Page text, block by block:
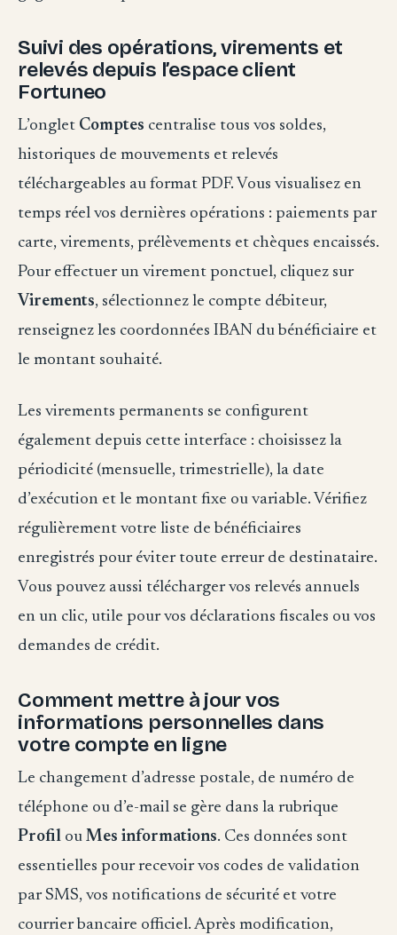
Suivi des opérations, virements et
relevés depuis l’espace client
Fortuneo
L’onglet Comptes centralise tous vos soldes,
historiques de mouvements et relevés
téléchargeables au format PDF. Vous visualisez en
temps réel vos dernières opérations : paiements par
carte, virements, prélèvements et chèques encaissés.
Pour effectuer un virement ponctuel, cliquez sur
Virements, sélectionnez le compte débiteur,
renseignez les coordonnées IBAN du bénéficiaire et
le montant souhaité.
Les virements permanents se configurent
également depuis cette interface : choisissez la
périodicité (mensuelle, trimestrielle), la date
d’exécution et le montant fixe ou variable. Vérifiez
régulièrement votre liste de bénéficiaires
enregistrés pour éviter toute erreur de destinataire.
Vous pouvez aussi télécharger vos relevés annuels
en un clic, utile pour vos déclarations fiscales ou vos
demandes de crédit.
Comment mettre à jour vos
informations personnelles dans
votre compte en ligne
Le changement d’adresse postale, de numéro de
téléphone ou d’e-mail se gère dans la rubrique
Profil ou Mes informations. Ces données sont
essentielles pour recevoir vos codes de validation
par SMS, vos notifications de sécurité et votre
courrier bancaire officiel. Après modification,